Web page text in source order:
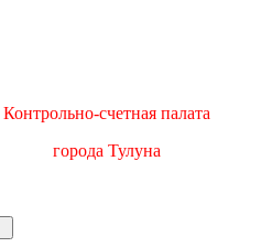
Контрольно-счетная палата
города Тулуна